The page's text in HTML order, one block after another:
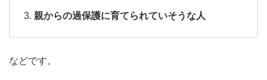
親からの過保護に育てられていそうな人
などです。